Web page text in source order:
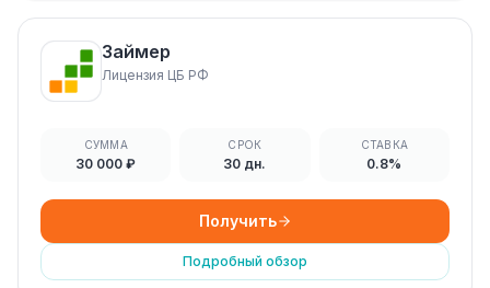
Займер
Лицензия ЦБ РФ
СУММА
30 000 ₽
СРОК
30 дн.
СТАВКА
0.8%
Получить
Подробный обзор